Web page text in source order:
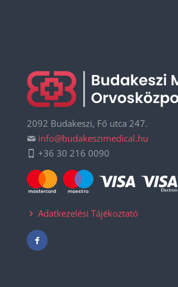
2092 Budakeszi, Fő utca 247.
info@budakeszimedical.hu
+36 30 216 0090
Adatkezelési Tájékoztató